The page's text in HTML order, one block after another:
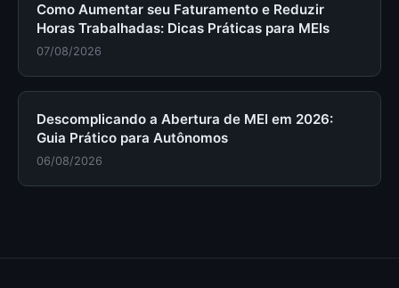
Como Aumentar seu Faturamento e Reduzir
Horas Trabalhadas: Dicas Práticas para MEIs
07/08/2026
Descomplicando a Abertura de MEI em 2026:
Guia Prático para Autônomos
06/08/2026